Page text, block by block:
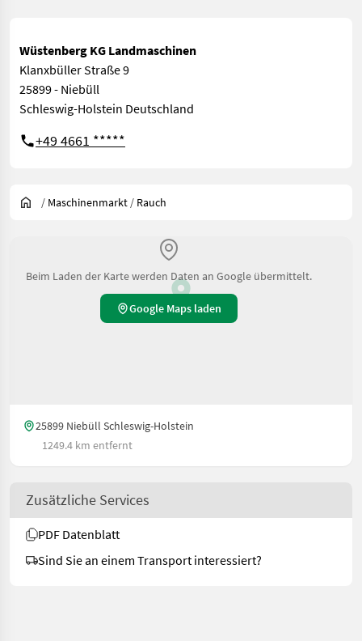
Wüstenberg KG Landmaschinen
Klanxbüller Straße 9
25899 - Niebüll
Schleswig-Holstein Deutschland
+49 4661 *****
/ Maschinenmarkt / Rauch
Beim Laden der Karte werden Daten an Google übermittelt.
Google Maps laden
25899 Niebüll Schleswig-Holstein
1249.4 km entfernt
Zusätzliche Services
PDF Datenblatt
Sind Sie an einem Transport interessiert?